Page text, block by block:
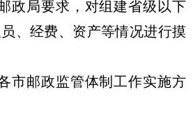
局要求，对组建省级以下
、经费、资产等情况进行摸
邮政监管体制工作实施方